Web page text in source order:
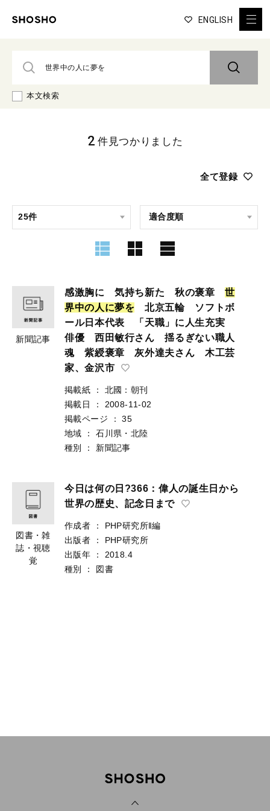
ENGLISH
本文検索
全て登録
2 件見つかりました
新聞記事
感激胸に 気持ち新た 秋の褒章世
界中の 人 に夢を 北京五輪 ソフトボ
ール日本代表 「天職」に人生充実
俳優 西田敏行さん 揺るぎない職人
魂 紫綬褒章 灰外達夫さん 木工芸
家、金沢市
掲載紙 ：
北國：朝刊
掲載日
：
2008-11-02
掲載ページ
：
35
地域
：
石川県・北陸
種別
： 新聞記事
図書・雑
誌・視聴
覚
今日は何の日?366：偉人の誕生日から
世界の歴史、記念日まで
作成者 ：
PHP研究所‖編
出版者
：
PHP研究所
出版年
：
2018.4
種別
： 図書